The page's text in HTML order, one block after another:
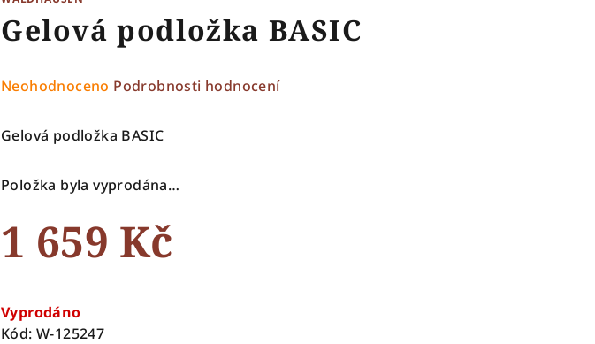
Gelová podložka BASIC
Průměrné
produktu
z
hvězdiček.
Neohodnoceno Podrobnosti hodnocení
Gelová podložka BASIC
Položka byla vyprodána…
1 659 Kč
cena:
Vyprodáno
Kód: W-125247